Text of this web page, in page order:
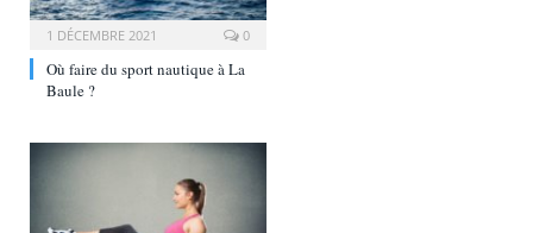
1 DÉCEMBRE 2021 0
Où faire du sport nautique à La
Baule ?